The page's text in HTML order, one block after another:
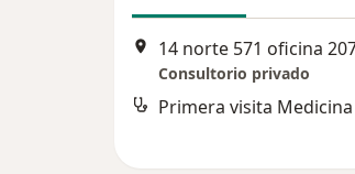
Consultorio privado